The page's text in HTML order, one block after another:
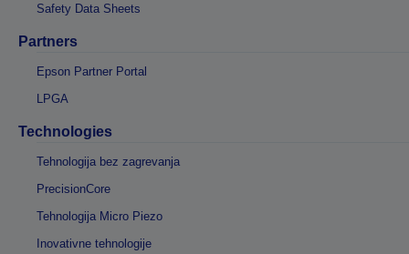
Safety Data Sheets
Partners
Epson Partner Portal
LPGA
Technologies
Tehnologija bez zagrevanja
PrecisionCore
Tehnologija Micro Piezo
Inovativne tehnologije